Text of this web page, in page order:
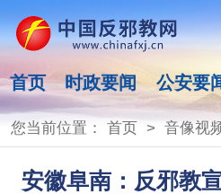
首页 时政要闻 公安要
您当前位置： 首页> 音像视
安徽阜南：反邪教